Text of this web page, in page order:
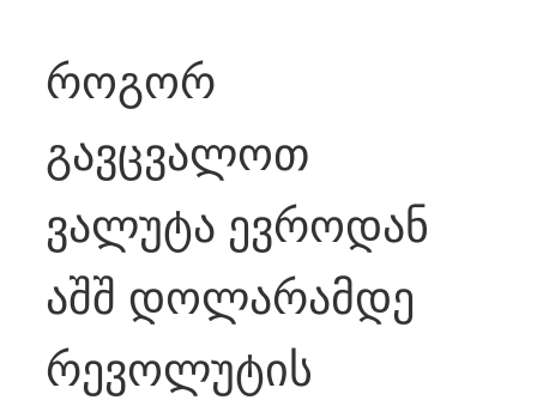
როგორ
გავცვალოთ
ვალუტა ევროდან
აშშ დოლარამდე
რევოლუტის